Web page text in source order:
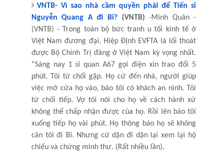
VNTB- Vì sao nhà cầm quyền phải để Tiến sĩ
Nguyễn Quang A đi Bỉ? (VNTB) -Minh Quân -
(VNTB) - Trong toàn bộ bức tranh u tối kinh tế ở
Việt Nam đương đại, Hiệp Định EVFTA là lối thoát
được Bộ Chính Trị đảng ở Việt Nam kỳ vọng nhất.
“Sáng nay 1 sĩ quan A67 gọi điện xin trao đổi 5
phút. Tôi từ chối gặp. Họ cứ đến nhà, người giúp
việc mở cửa họ vào, bảo tôi có khách an ninh. Tôi
từ chối tiếp. Vợ tôi nói cho họ về cách hành xử
không thể chấp nhận được của họ. Rồi lên bảo tôi
xuống tiếp họ vài phút. Họ thông báo họ sẽ không
cản tôi đi Bỉ. Nhưng cứ dặn đi dặn lại xem lại hộ
chiếu và chứng minh thư. (Rất nhiều lần).